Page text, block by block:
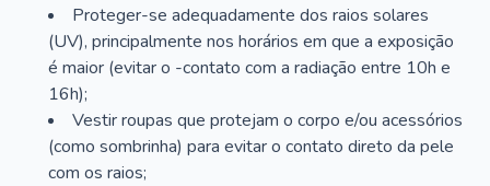
Proteger-se adequadamente dos raios solares
(UV), principalmente nos horários em que a exposição
é maior (evitar o -contato com a radiação entre 10h e
16h);
Vestir roupas que protejam o corpo e/ou acessórios
(como sombrinha) para evitar o contato direto da pele
com os raios;